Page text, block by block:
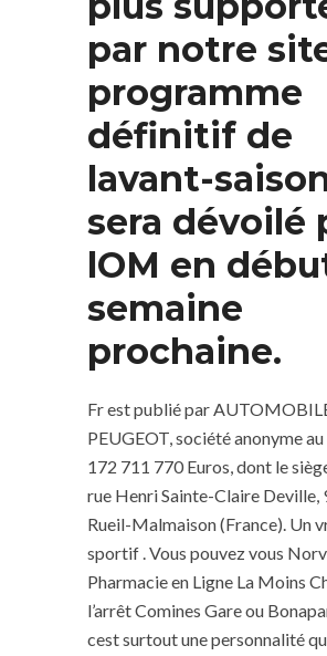
par notre
programme
définitif de
lavant-
sera dévoilé
lOM en
semaine
prochaine.
Fr est publié par
PEUGEOT, société anonyme
172 711 770 Euros, dont le
rue Henri Sainte-Claire Deville,
Rueil-Malmaison (France). Un
sportif . Vous pouvez vous
Pharmacie en Ligne La Moins
l’arrêt Comines Gare ou
cest surtout une personnalité